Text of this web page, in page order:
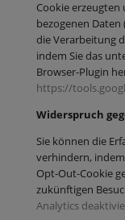
Cookie
bezogenen Daten
die Verarbeitung
indem Sie das
Browser-Plugin
https://
Widerspruch
Sie können die
verhindern,
Opt-Out-Cookie
zukünftigen
Analytics